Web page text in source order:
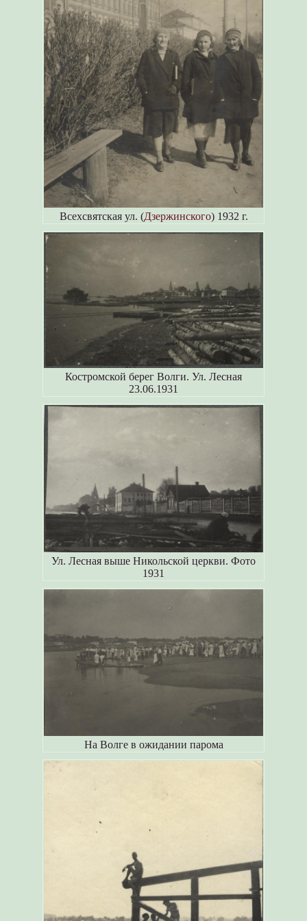
Всехсвятская ул. (Дзержинского) 1932 г.
Костромской берег Волги. Ул. Лесная
23.06.1931
Ул. Лесная выше Никольской церкви. Фото
1931
На Волге в ожидании парома